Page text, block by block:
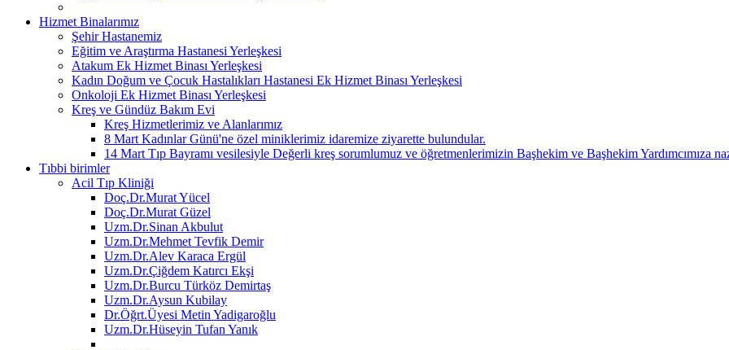
Hizmet Binalarımız
Şehir Hastanemiz
Eğitim ve Araştırma Hastanesi Yerleşkesi
Atakum Ek Hizmet Binası Yerleşkesi
Kadın Doğum ve Çocuk Hastalıkları Hastanesi Ek Hizmet Binası Yerleşkesi
Onkoloji Ek Hizmet Binası Yerleşkesi
Kreş ve Gündüz Bakım Evi
Kreş Hizmetlerimiz ve Alanlarımız
8 Mart Kadınlar Günü'ne özel miniklerimiz idaremize ziyarette bulundular.
14 Mart Tıp Bayramı vesilesiyle Değerli kreş sorumlumuz ve öğretmenlerimizin Başhekim ve Başhekim Yardımcımıza
Tıbbi birimler
Acil Tıp Kliniği
Doç.Dr.Murat Yücel
Doç.Dr.Murat Güzel
Uzm.Dr.Sinan Akbulut
Uzm.Dr.Mehmet Tevfik Demir
Uzm.Dr.Alev Karaca Ergül
Uzm.Dr.Çiğdem Katırcı Ekşi
Uzm.Dr.Burcu Türköz Demirtaş
Uzm.Dr.Aysun Kubilay
Dr.Öğrt.Üyesi Metin Yadigaroğlu
Uzm.Dr.Hüseyin Tufan Yanık